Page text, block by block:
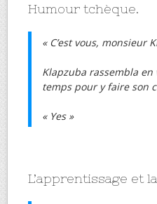
Humour tchèque.
« C’est vous, monsieur
Klapzuba rassembla
temps pour y faire son
« Yes »
L’apprentissage et